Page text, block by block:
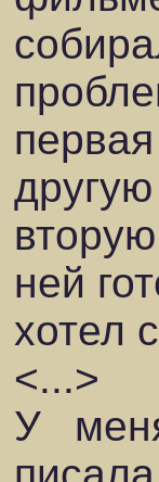
ней
хотел
<...>
У